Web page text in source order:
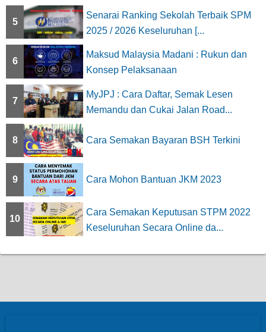
5
Senarai Ranking Sekolah Terbaik SPM
2025 / 2026 Keseluruhan [...
6
Maksud Malaysia Madani : Rukun dan
Konsep Pelaksanaan
7
MyJPJ : Cara Daftar, Semak Lesen
Memandu dan Cukai Jalan Road...
8 Cara Semakan Bayaran BSH Terkini
9 Cara Mohon Bantuan JKM 2023
10
Cara Semakan Keputusan STPM 2022
Keseluruhan Secara Online da...